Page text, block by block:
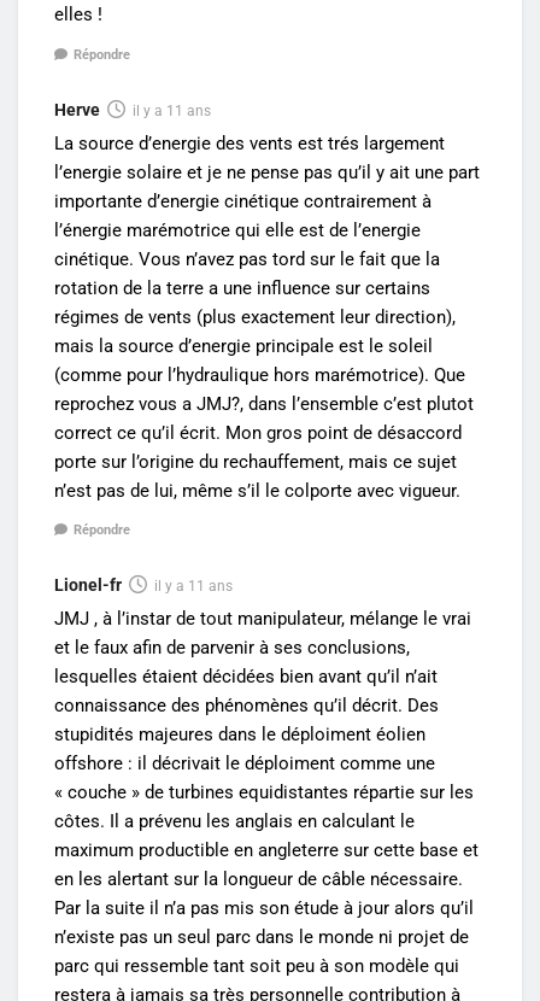
elles !
Répondre
Herve il y a 11 ans
La source d’energie des vents est trés largement
l’energie solaire et je ne pense pas qu’il y ait une part
importante d’energie cinétique contrairement à
l’énergie marémotrice qui elle est de l’energie
cinétique. Vous n’avez pas tord sur le fait que la
rotation de la terre a une influence sur certains
régimes de vents (plus exactement leur direction),
mais la source d’energie principale est le soleil
(comme pour l’hydraulique hors marémotrice). Que
reprochez vous a JMJ?, dans l’ensemble c’est plutot
correct ce qu’il écrit. Mon gros point de désaccord
porte sur l’origine du rechauffement, mais ce sujet
n’est pas de lui, même s’il le colporte avec vigueur.
Répondre
Lionel-fr il y a 11 ans
JMJ , à l’instar de tout manipulateur, mélange le vrai
et le faux afin de parvenir à ses conclusions,
lesquelles étaient décidées bien avant qu’il n’ait
connaissance des phénomènes qu’il décrit. Des
stupidités majeures dans le déploiment éolien
offshore : il décrivait le déploiment comme une
« couche » de turbines equidistantes répartie sur les
côtes. Il a prévenu les anglais en calculant le
maximum productible en angleterre sur cette base et
en les alertant sur la longueur de câble nécessaire.
Par la suite il n’a pas mis son étude à jour alors qu’il
n’existe pas un seul parc dans le monde ni projet de
parc qui ressemble tant soit peu à son modèle qui
restera à jamais sa très personnelle contribution à